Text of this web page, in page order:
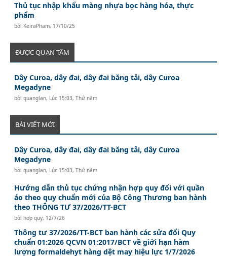
Thủ tục nhập khẩu màng nhựa bọc hàng hóa, thực
phẩm
bởi KeiraPham, 17/10/25
ĐƯỢC QUAN TÂM
Dây Curoa, dây đai, dây đai băng tải, dây Curoa
Megadyne
bởiquanglan, Lúc 15:03, Thứ năm
BÀI VIẾT MỚI
Dây Curoa, dây đai, dây đai băng tải, dây Curoa
Megadyne
bởiquanglan, Lúc 15:03, Thứ năm
Hướng dẫn thủ tục chứng nhận hợp quy đối với quần
áo theo quy chuẩn mới của Bộ Công Thương ban hành
theo THÔNG TƯ 37/2026/TT-BCT
bởihơp quy, 12/7/26
Thông tư 37/2026/TT-BCT ban hành các sửa đổi Quy
chuẩn 01:2026 QCVN 01:2017/BCT về giới hạn hàm
lượng formaldehyt hàng dệt may hiệu lực 1/7/2026